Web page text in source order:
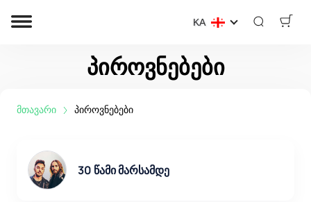
KA
პიროვნებები
მთავარი პიროვნებები
30 წამი მარსამდე